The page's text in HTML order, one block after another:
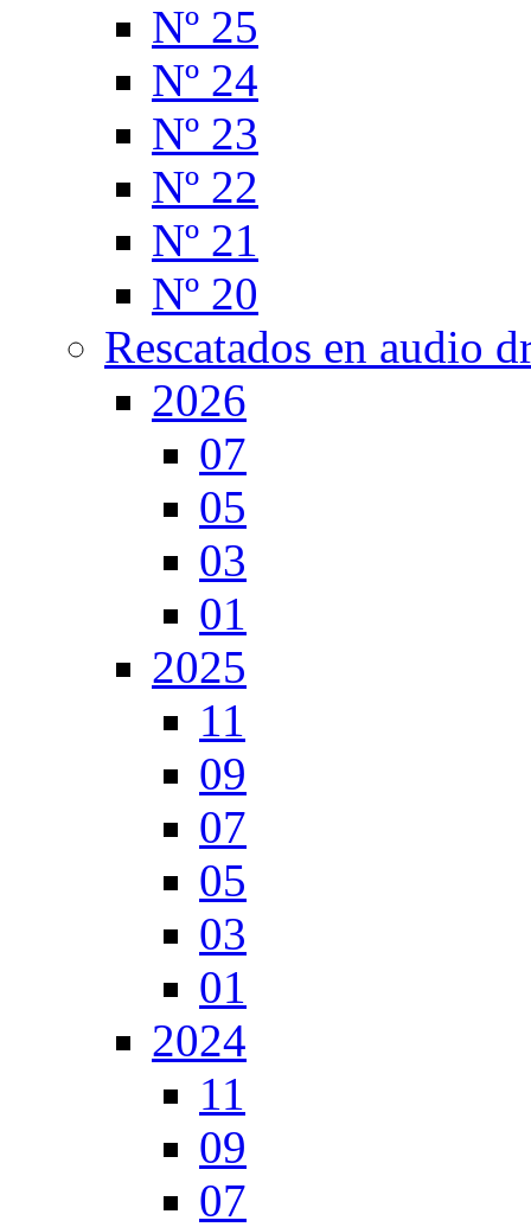
Nº 25
Nº 24
Nº 23
Nº 22
Nº 21
Nº 20
Rescatados en audio
2026
07
05
03
01
2025
11
09
07
05
03
01
2024
11
09
07